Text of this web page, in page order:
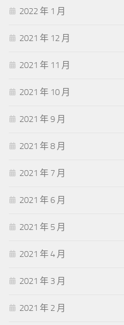
2022 年 1 月
2021 年 12 月
2021 年 11 月
2021 年 10 月
2021 年 9 月
2021 年 8 月
2021 年 7 月
2021 年 6 月
2021 年 5 月
2021 年 4 月
2021 年 3 月
2021 年 2 月